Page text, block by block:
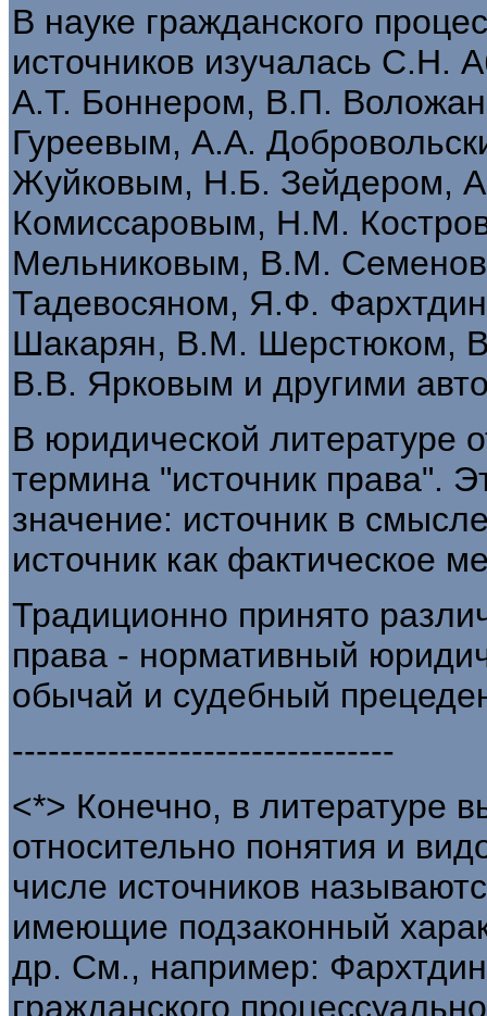
В науке гражданского
источников изучалась
А.Т. Боннером, В.П.
Гуреевым, А.А.
Жуйковым, Н.Б. Зейдером,
Комиссаровым, Н.М.
Мельниковым, В.М.
Тадевосяном, Я.Ф.
Шакарян, В.М. Шерстюком,
В.В. Ярковым и другими
В юридической литературе
термина "источник права".
значение: источник в
источник как фактическое
Традиционно принято
права - нормативный
обычай и судебный
--------------------------------
<*> Конечно, в литературе
относительно понятия и
числе источников
имеющие подзаконный
др. См., например:
гражданского